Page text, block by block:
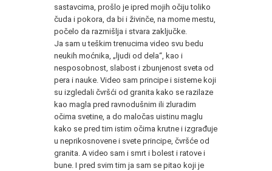
sastavcima, prošlo je ipred mojih očiju toliko
čuda i pokora, da bi i živinče, na mome mestu,
počelo da razmišlja i stvara zaključke.
Ja sam u teškim trenucima video svu bedu
neukih moćnika, „ljudi od dela“, kao i
nesposobnost, slabost i zbunjenost sveta od
pera i nauke. Video sam principe i sisteme koji
su izgledali čvršći od granita kako se razilaze
kao magla pred ravnodušnim ili zluradim
očima svetine, a do maločas uistinu maglu
kako se pred tim istim očima krutne i izgrađuje
u neprikosnovene i svete principe, čvršće od
granita. A video sam i smrt i bolest i ratove i
bune. I pred svim tim ja sam se pitao koji je